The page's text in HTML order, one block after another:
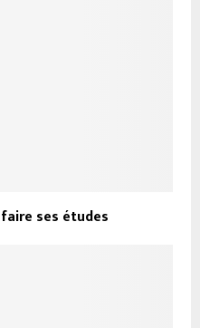
ses études